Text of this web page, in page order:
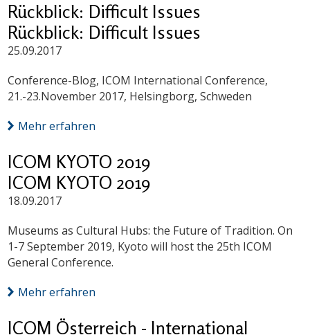
Rückblick: Difficult Issues
Rückblick: Difficult Issues
25.09.2017
Conference-Blog, ICOM International Conference,
21.-23.November 2017, Helsingborg, Schweden
Mehr erfahren
ICOM KYOTO 2019
ICOM KYOTO 2019
18.09.2017
Museums as Cultural Hubs: the Future of Tradition. On
1-7 September 2019, Kyoto will host the 25th ICOM
General Conference.
Mehr erfahren
ICOM Österreich - International